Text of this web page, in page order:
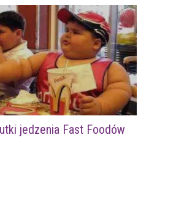
jedzenia Fast Foodów